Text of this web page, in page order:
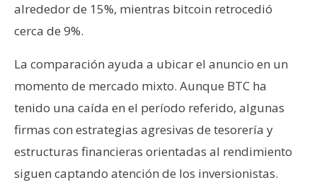
alrededor de 15%, mientras bitcoin retrocedió
cerca de 9%.
La comparación ayuda a ubicar el anuncio en un
momento de mercado mixto. Aunque BTC ha
tenido una caída en el período referido, algunas
firmas con estrategias agresivas de tesorería y
estructuras financieras orientadas al rendimiento
siguen captando atención de los inversionistas.